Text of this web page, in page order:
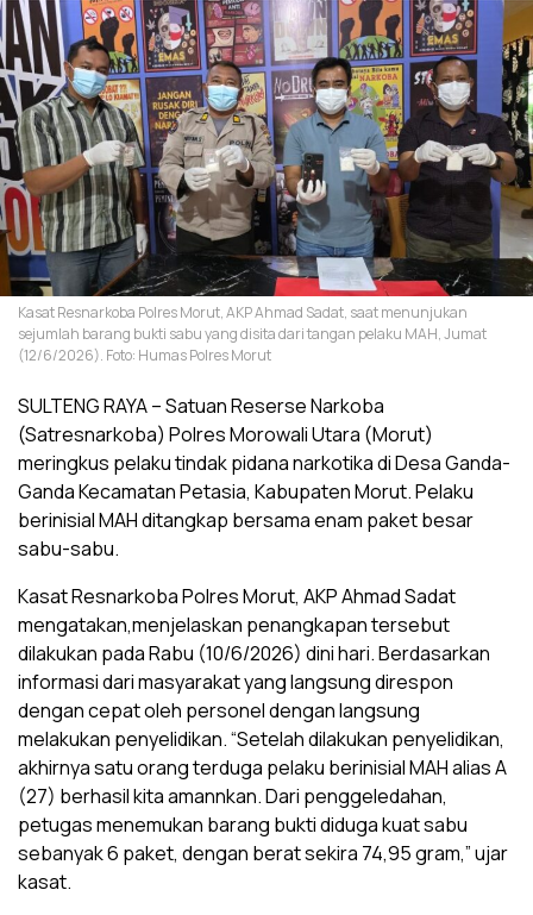
Kasat Resnarkoba Polres Morut, AKP Ahmad Sadat, saat menunjukan
sejumlah barang bukti sabu yang disita dari tangan pelaku MAH, Jumat
(12/6/2026). Foto: Humas Polres Morut
SULTENG RAYA – Satuan Reserse Narkoba
(Satresnarkoba) Polres Morowali Utara (Morut)
meringkus pelaku tindak pidana narkotika di Desa Ganda-
Ganda Kecamatan Petasia, Kabupaten Morut. Pelaku
berinisial MAH ditangkap bersama enam paket besar
sabu-sabu.
Kasat Resnarkoba Polres Morut, AKP Ahmad Sadat
mengatakan,menjelaskan penangkapan tersebut
dilakukan pada Rabu (10/6/2026) dini hari. Berdasarkan
informasi dari masyarakat yang langsung direspon
dengan cepat oleh personel dengan langsung
melakukan penyelidikan. “Setelah dilakukan penyelidikan,
akhirnya satu orang terduga pelaku berinisial MAH alias A
(27) berhasil kita amannkan. Dari penggeledahan,
petugas menemukan barang bukti diduga kuat sabu
sebanyak 6 paket, dengan berat sekira 74,95 gram,” ujar
kasat.